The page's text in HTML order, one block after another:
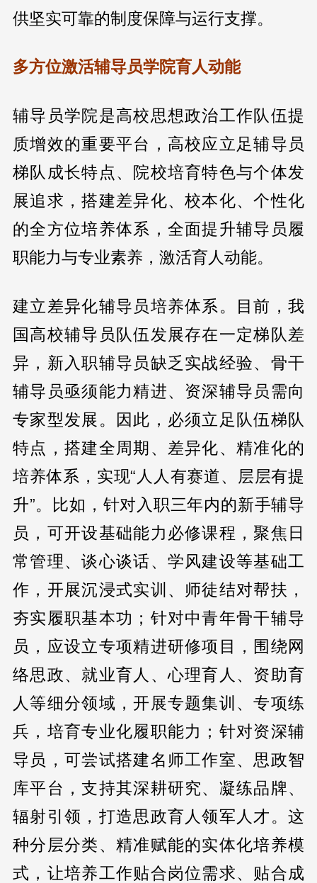
供坚实可靠的制度保障与运行支撑。
多方位激活辅导员学院育人动能
辅导员学院是高校思想政治工作队伍提
质增效的重要平台，高校应立足辅导员
梯队成长特点、院校培育特色与个体发
展追求，搭建差异化、校本化、个性化
的全方位培养体系，全面提升辅导员履
职能力与专业素养，激活育人动能。
建立差异化辅导员培养体系。目前，我
国高校辅导员队伍发展存在一定梯队差
异，新入职辅导员缺乏实战经验、骨干
辅导员亟须能力精进、资深辅导员需向
专家型发展。因此，必须立足队伍梯队
特点，搭建全周期、差异化、精准化的
培养体系，实现“人人有赛道、层层有提
升”。比如，针对入职三年内的新手辅导
员，可开设基础能力必修课程，聚焦日
常管理、谈心谈话、学风建设等基础工
作，开展沉浸式实训、师徒结对帮扶，
夯实履职基本功；针对中青年骨干辅导
员，应设立专项精进研修项目，围绕网
络思政、就业育人、心理育人、资助育
人等细分领域，开展专题集训、专项练
兵，培育专业化履职能力；针对资深辅
导员，可尝试搭建名师工作室、思政智
库平台，支持其深耕研究、凝练品牌、
辐射引领，打造思政育人领军人才。这
种分层分类、精准赋能的实体化培养模
式，让培养工作贴合岗位需求、贴合成